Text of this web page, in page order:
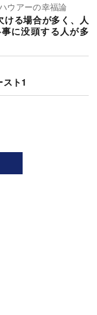
ウアーの幸福論
ける場合が多く、人
に没頭する人が多
スト1